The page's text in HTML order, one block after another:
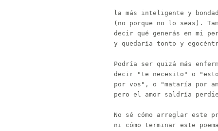
la más inteligente y
(no porque no lo seas).
decir qué generás en mi
y quedaría tonto y
Podría ser quizá más
decir "te necesito" o
por vos", o "mataría por
pero el amor saldría
No sé cómo arreglar este
ni cómo terminar este